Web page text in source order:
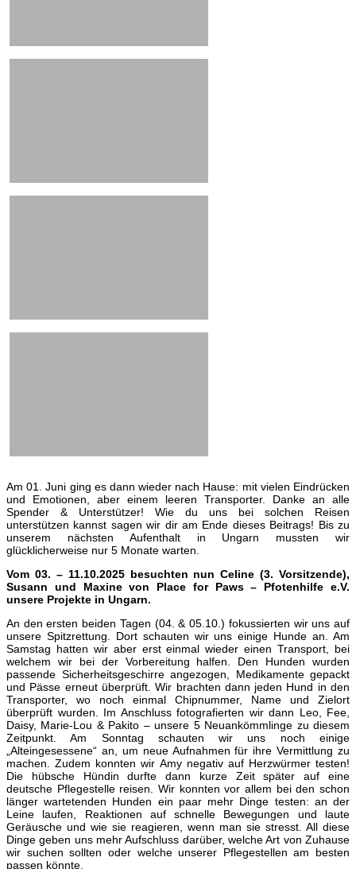
Am 01. Juni ging es dann wieder nach Hause: mit vielen Eindrücken
und Emotionen, aber einem leeren Transporter. Danke an alle
Spender & Unterstützer! Wie du uns bei solchen Reisen
unterstützen kannst sagen wir dir am Ende dieses Beitrags! Bis zu
unserem nächsten Aufenthalt in Ungarn mussten wir
glücklicherweise nur 5 Monate warten.
Vom 03. – 11.10.2025 besuchten nun Celine (3. Vorsitzende),
Susann und Maxine von Place for Paws – Pfotenhilfe e.V.
unsere Projekte in Ungarn.
An den ersten beiden Tagen (04. & 05.10.) fokussierten wir uns auf
unsere Spitzrettung. Dort schauten wir uns einige Hunde an. Am
Samstag hatten wir aber erst einmal wieder einen Transport, bei
welchem wir bei der Vorbereitung halfen. Den Hunden wurden
passende Sicherheitsgeschirre angezogen, Medikamente gepackt
und Pässe erneut überprüft. Wir brachten dann jeden Hund in den
Transporter, wo noch einmal Chipnummer, Name und Zielort
überprüft wurden. Im Anschluss fotografierten wir dann Leo, Fee,
Daisy, Marie-Lou & Pakito – unsere 5 Neuankömmlinge zu diesem
Zeitpunkt. Am Sonntag schauten wir uns noch einige
„Alteingesessene“ an, um neue Aufnahmen für ihre Vermittlung zu
machen. Zudem konnten wir Amy negativ auf Herzwürmer testen!
Die hübsche Hündin durfte dann kurze Zeit später auf eine
deutsche Pflegestelle reisen. Wir konnten vor allem bei den schon
länger wartetenden Hunden ein paar mehr Dinge testen: an der
Leine laufen, Reaktionen auf schnelle Bewegungen und laute
Geräusche und wie sie reagieren, wenn man sie stresst. All diese
Dinge geben uns mehr Aufschluss darüber, welche Art von Zuhause
wir suchen sollten oder welche unserer Pflegestellen am besten
passen könnte.